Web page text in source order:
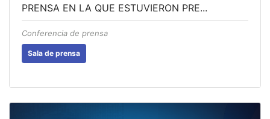
PRENSA EN LA QUE ESTUVIERON PRE...
Conferencia de prensa
Sala de prensa